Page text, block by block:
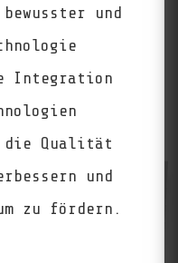
und
Integration
die Qualität
und
zu fördern.